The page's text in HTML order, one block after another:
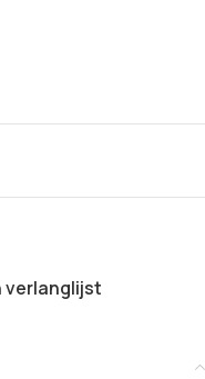
verlanglijst